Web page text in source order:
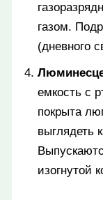
газом.
(дневного
емкость с
покрыта
выглядеть
изогнутой